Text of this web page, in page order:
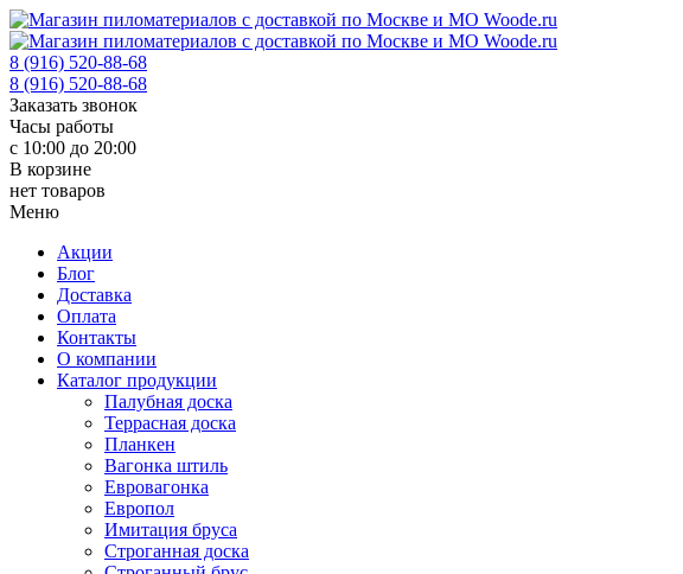
8 (916) 520-88-68
8 (916) 520-88-68
Заказать звонок
Часы работы
с 10:00 до 20:00
В корзине
нет товаров
Меню
Акции
Блог
Доставка
Оплата
Контакты
О компании
Каталог продукции
Палубная доска
Террасная доска
Планкен
Вагонка штиль
Евровагонка
Европол
Имитация бруса
Строганная доска